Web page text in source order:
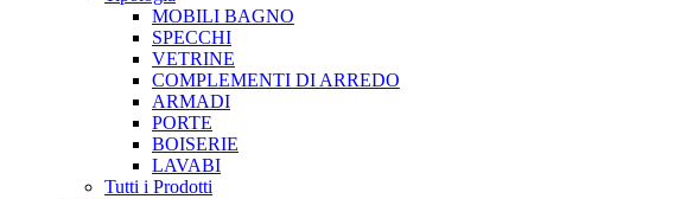
MOBILI BAGNO
SPECCHI
VETRINE
COMPLEMENTI DI ARREDO
ARMADI
PORTE
BOISERIE
LAVABI
Tutti i Prodotti